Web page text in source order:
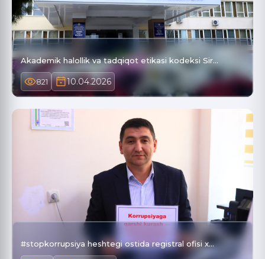
Akademik halollik va tadqiqot etikasi kodeksi Sir…
821 10.04.2026
#stopkorrupsiya heshtegi ostida registral ofisi x…